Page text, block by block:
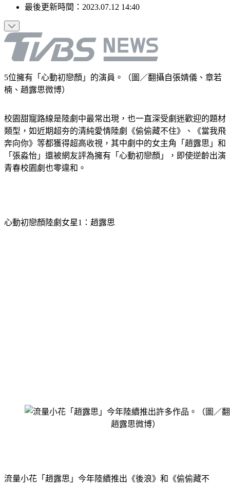
最後更新時間： 2023.07.12 14:40
5位擁有「心動初戀顏」的演員。（圖／翻攝自張婧儀、章若
楠、趙露思微博）
校園甜寵路線是陸劇中最常出現，也一直深受劇迷歡迎的題材
類型，如近期超夯的清純愛情陸劇《偷偷藏不住》、《當我飛
奔向你》等都獲得超高收視，其中劇中的女主角「趙露思」和
「張淼怡」還被網友評為擁有「心動初戀顏」，即使逆齡出演
青春校園劇也零違和。
心動初戀顏陸劇女星1：趙露思
流量小花「趙露思」今年陸續推出《後浪》和《偷偷藏不